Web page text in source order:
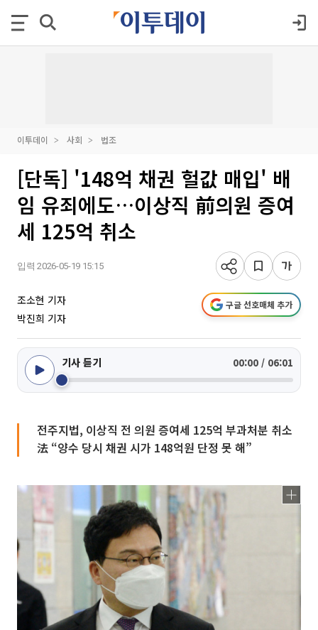
이투데이 사회 법조
[단독] '148억 채권 헐값 매입' 배
임 유죄에도…이상직 前의원 증여
세 125억 취소
입력 2026-05-19 15:15
조소현 기자
박진희 기자
구글 선호매체 추가
기사 듣기 00:00 / 06:01
전주지법, 이상직 전 의원 증여세 125억 부과처분 취소
法 “양수 당시 채권 시가 148억원 단정 못 해”